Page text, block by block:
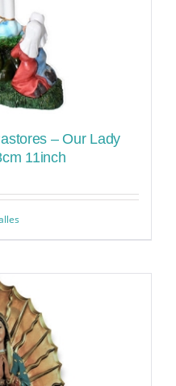
– Our Lady
11inch